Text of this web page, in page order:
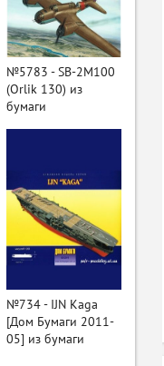
№5783 - SB-2M100
(Orlik 130) из
бумаги
№734 - IJN Kaga
[Дом Бумаги 2011-
05] из бумаги